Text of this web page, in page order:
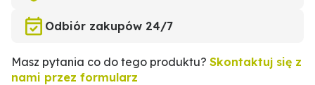
Odbiór zakupów 24/7
Masz pytania co do tego produktu? Skontaktuj się z
nami przez formularz